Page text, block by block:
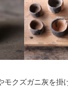
クズガニ灰を掛